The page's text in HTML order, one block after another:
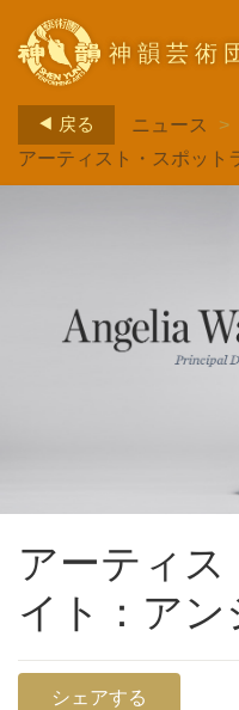
神韻芸術
戻る ニュース
>
アーティスト・スポット
アーティ
イト：ア
シェアする